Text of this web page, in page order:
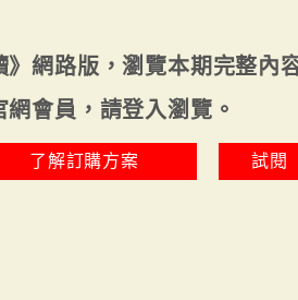
網路版，瀏覽本期完整內
會員，請登入瀏覽。
了解訂購方案 試閱